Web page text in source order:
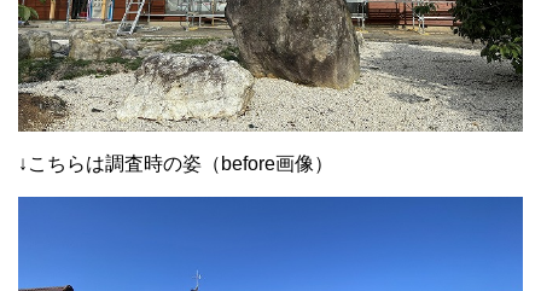
↓こちらは調査時の姿（before画像）